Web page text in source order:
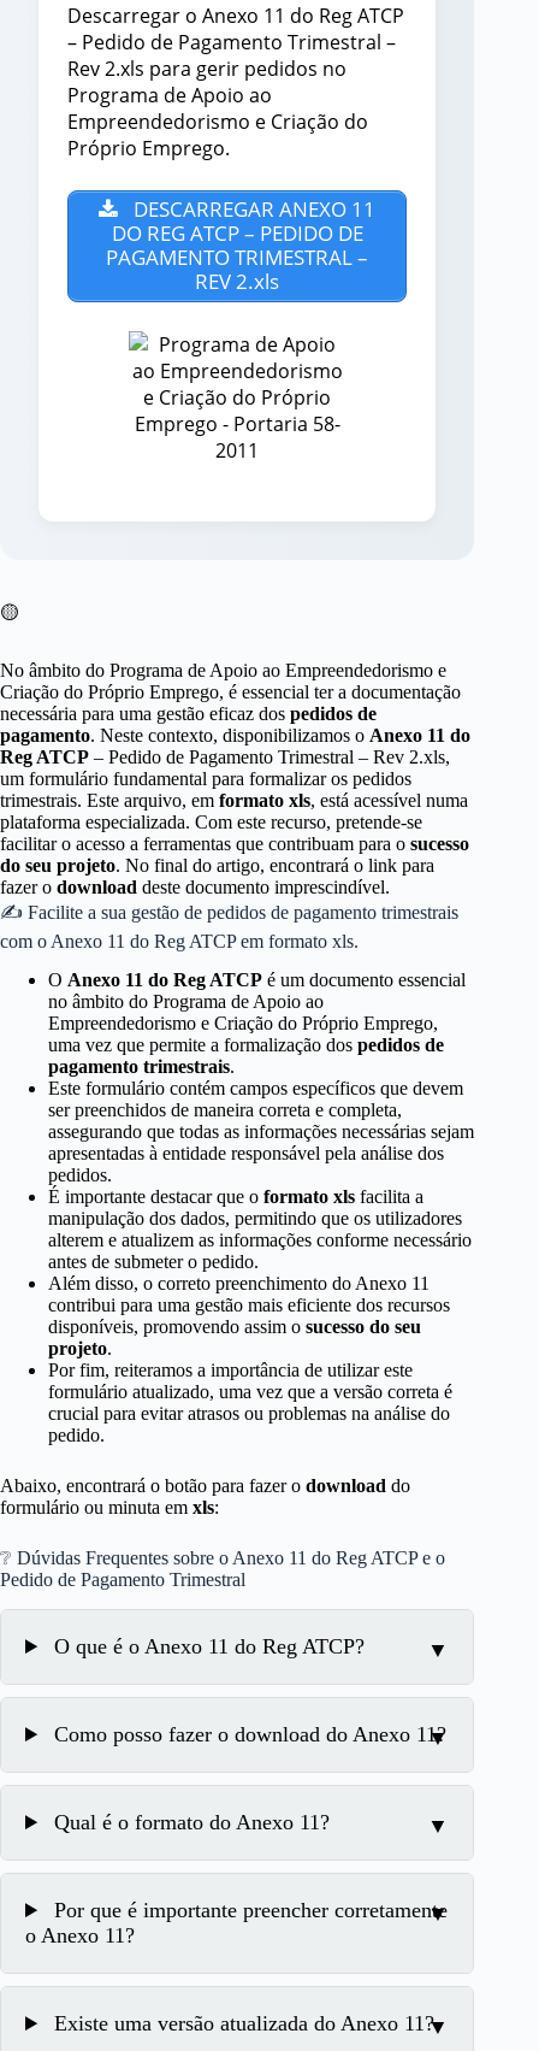
Descarregar o Anexo 11 do Reg ATCP
– Pedido de Pagamento Trimestral –
Rev 2.xls para gerir pedidos no
Programa de Apoio ao
Empreendedorismo e Criação do
Próprio Emprego.
DESCARREGAR ANEXO 11
DO REG ATCP – PEDIDO DE
PAGAMENTO TRIMESTRAL –
REV 2.xls
🟡
No âmbito do Programa de Apoio ao Empreendedorismo e
Criação do Próprio Emprego, é essencial ter a documentação
necessária para uma gestão eficaz dos pedidos de
pagamento. Neste contexto, disponibilizamos o Anexo 11 do
Reg ATCP – Pedido de Pagamento Trimestral – Rev 2.xls,
um formulário fundamental para formalizar os pedidos
trimestrais. Este arquivo, em formato xls, está acessível numa
plataforma especializada. Com este recurso, pretende-se
facilitar o acesso a ferramentas que contribuam para o sucesso
do seu projeto. No final do artigo, encontrará o link para
fazer o download deste documento imprescindível.
✍ Facilite a sua gestão de pedidos de pagamento trimestrais
com o Anexo 11 do Reg ATCP em formato xls.
O Anexo 11 do Reg ATCP é um documento essencial
no âmbito do Programa de Apoio ao
Empreendedorismo e Criação do Próprio Emprego,
uma vez que permite a formalização dos pedidos de
pagamento trimestrais.
Este formulário contém campos específicos que devem
ser preenchidos de maneira correta e completa,
assegurando que todas as informações necessárias sejam
apresentadas à entidade responsável pela análise dos
pedidos.
É importante destacar que o formato xls facilita a
manipulação dos dados, permitindo que os utilizadores
alterem e atualizem as informações conforme necessário
antes de submeter o pedido.
Além disso, o correto preenchimento do Anexo 11
contribui para uma gestão mais eficiente dos recursos
disponíveis, promovendo assim o sucesso do seu
projeto.
Por fim, reiteramos a importância de utilizar este
formulário atualizado, uma vez que a versão correta é
crucial para evitar atrasos ou problemas na análise do
pedido.
Abaixo, encontrará o botão para fazer o download do
formulário ou minuta em xls:
❔ Dúvidas Frequentes sobre o Anexo 11 do Reg ATCP e o
Pedido de Pagamento Trimestral
O que é o Anexo 11 do Reg ATCP?
Como posso fazer o download do Anexo 11?
Qual é o formato do Anexo 11?
Por que é importante preencher corretamente
o Anexo 11?
Existe uma versão atualizada do Anexo 11?